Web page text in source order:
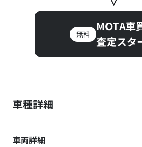
無料
MOTA車
査定スタ
車種詳細
車両詳細